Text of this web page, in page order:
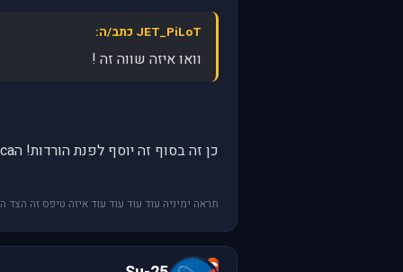
JET_PiLoT כתב/ה:
וואו איזה שווה זה !
כן זה בסוף זה יוסף לפנת הורדות! הBattle Star Galactica ואני מחלט שזה היא המוקם לחלילת וכל מני דברים לסימ' חכו חכו גם אתם יוכלים להסיף
תראה ימיניה עוד עוד עוד עוד איזה טיפס זה הצד